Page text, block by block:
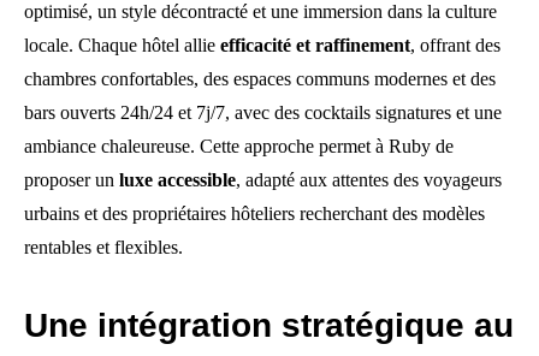
optimisé, un style décontracté et une immersion dans la culture
locale. Chaque hôtel allie efficacité et raffinement, offrant des
chambres confortables, des espaces communs modernes et des
bars ouverts 24h/24 et 7j/7, avec des cocktails signatures et une
ambiance chaleureuse. Cette approche permet à Ruby de
proposer un luxe accessible, adapté aux attentes des voyageurs
urbains et des propriétaires hôteliers recherchant des modèles
rentables et flexibles.
Une intégration stratégique au